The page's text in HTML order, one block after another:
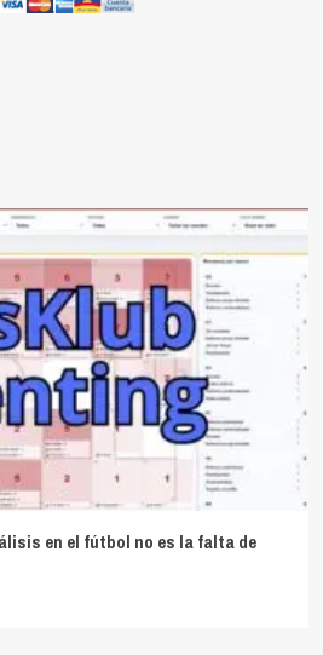
en el fútbol no es la falta de